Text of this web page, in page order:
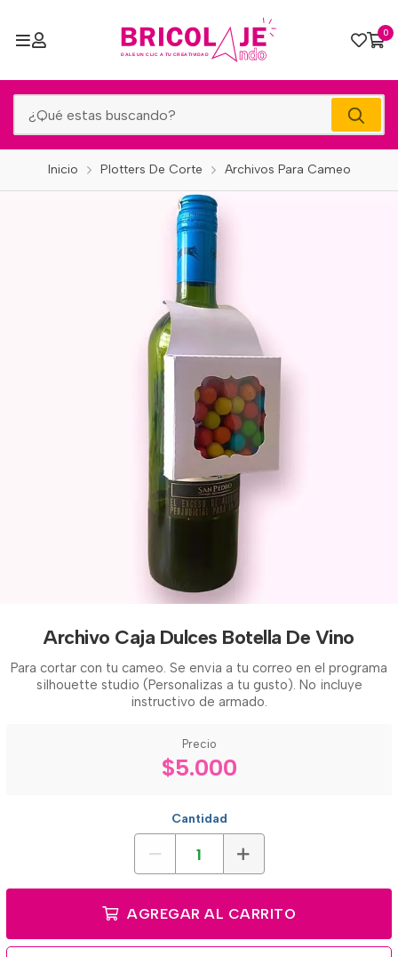
0
Inicio Plotters De Corte Archivos Para Cameo
Archivo Caja Dulces Botella De Vino
Para cortar con tu cameo. Se envia a tu correo en el programa
silhouette studio (Personalizas a tu gusto). No incluye
instructivo de armado.
Precio
$5.000
Cantidad
AGREGAR AL CARRITO